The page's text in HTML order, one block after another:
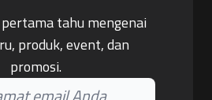
tahu mengenai
produk, event, dan
promosi.